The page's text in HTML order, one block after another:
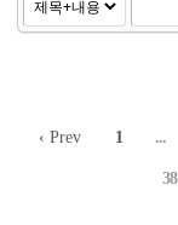
‹ Prev 1 ...
38